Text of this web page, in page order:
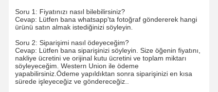
18K Elmas Yüzükler
18K kolye
18K altın bilezikler
Soru 1: Fiyatınızı nasıl bilebilirsiniz?
Cevap: Lütfen bana whatsapp'ta fotoğraf göndererek hangi
ürünü satın almak istediğinizi söyleyin.
Soru 2: Siparişimi nasıl ödeyeceğim?
Cevap: Lütfen bana siparişinizi söyleyin. Size öğenin fiyatını,
nakliye ücretini ve orijinal kutu ücretini ve toplam miktarı
söyleyeceğim. Western Union ile ödeme
yapabilirsiniz.Ödeme yapıldıktan sonra siparişinizi en kısa
sürede işleyeceğiz ve göndereceğiz..